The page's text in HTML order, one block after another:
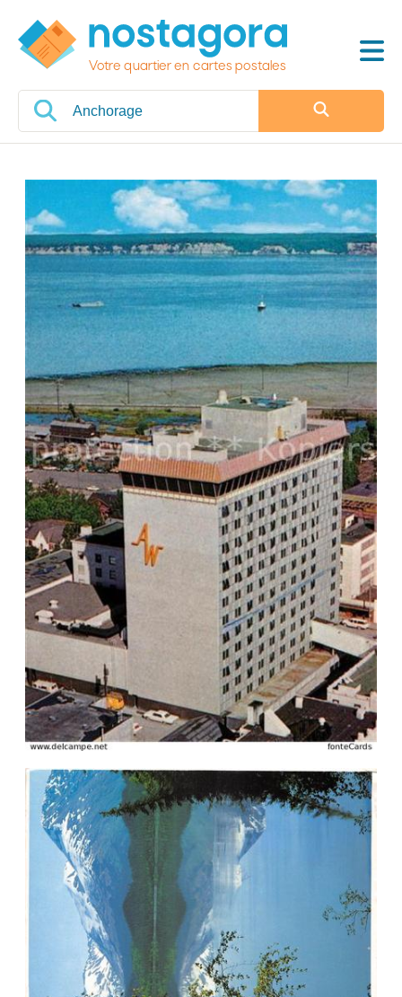
Votre quartier en cartes postales